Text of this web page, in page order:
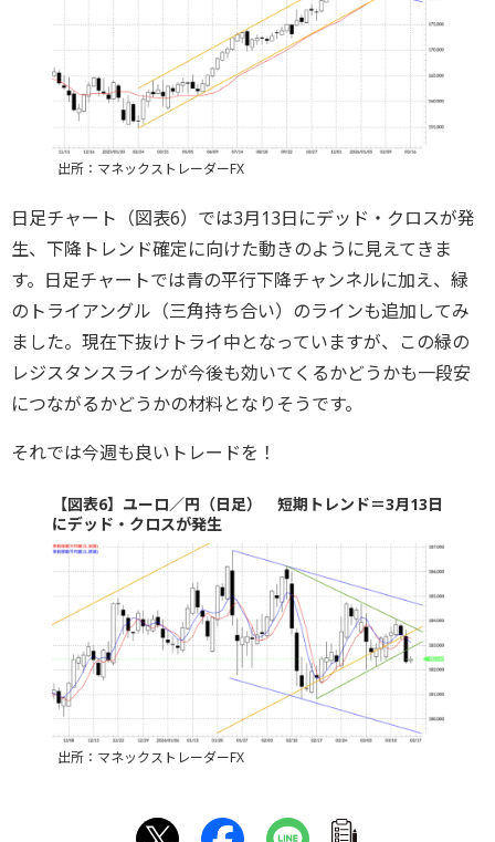
出所：マネックストレーダーFX
日足チャート（図表6）では3月13日にデッド・クロスが発
生、下降トレンド確定に向けた動きのように見えてきま
す。日足チャートでは青の平行下降チャンネルに加え、緑
のトライアングル（三角持ち合い）のラインも追加してみ
ました。現在下抜けトライ中となっていますが、この緑の
レジスタンスラインが今後も効いてくるかどうかも一段安
につながるかどうかの材料となりそうです。
それでは今週も良いトレードを！
【図表6】ユーロ／円（日足） 短期トレンド＝3月13日
にデッド・クロスが発生
出所：マネックストレーダーFX